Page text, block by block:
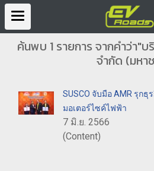
ค้นพบ 1 รายการ จากคำว่า"บ
จำกัด (มหา
SUSCO จับมือ AMR รุกธุ
มอเตอร์ไซค์ไฟฟ้า
7 มิ.ย. 2566
(Content)